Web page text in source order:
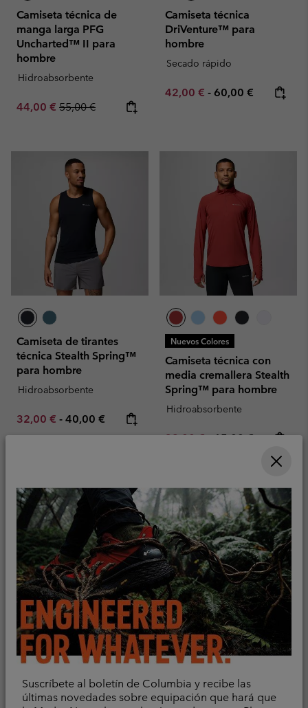
Suscríbete al boletín de Columbia y recibe las
últimas novedades sobre equipación que hará que
Camiseta técnica de
manga larga PFG
Uncharted™ II para
hombre
Hidroabsorbente
Sale price:
44,00 € Regular price:
55,00 €
Camiseta técnica
DriVenture™ para
hombre
Secado rápido
Minimum sale price:
42,00 € - Maximum price:
60,00 €
Camiseta de tirantes
técnica Stealth Spring™
para hombre
Hidroabsorbente
Minimum sale price:
32,00 € - Maximum price:
40,00 €
Nuevos Colores
Camiseta técnica con
media cremallera Stealth
Spring™ para hombre
Hidroabsorbente
Minimum sale price:
32,00 €-Maximum price:
65,00 €
manga larga Diamond
Peak Pro™ para hombre
Creek™ para hombre